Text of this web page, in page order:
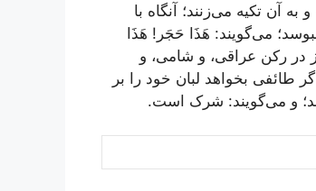
آن تکیه مى‌زنند؛ آنگاه با
مى‌گویند: هَذَا حَجَر! هَذَا
رکن عراقى، و شامى، و
بخواهد لبان خود را بر
و مى‌گویند: شرک است.